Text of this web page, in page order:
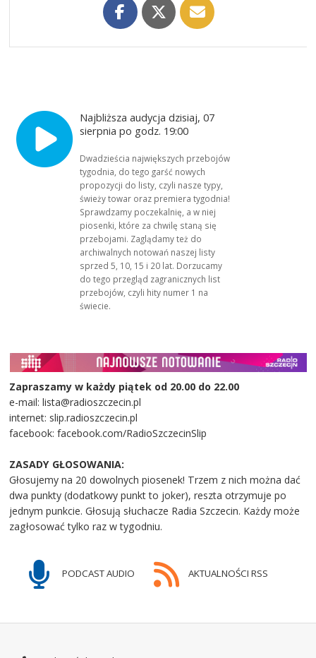
Najbliższa audycja dzisiaj, 07
sierpnia po godz. 19:00
Dwadzieścia największych przebojów
tygodnia, do tego garść nowych
propozycji do listy, czyli nasze typy,
świeży towar oraz premiera tygodnia!
Sprawdzamy poczekalnię, a w niej
piosenki, które za chwilę staną się
przebojami. Zaglądamy też do
archiwalnych notowań naszej listy
sprzed 5, 10, 15 i 20 lat. Dorzucamy
do tego przegląd zagranicznych list
przebojów, czyli hity numer 1 na
świecie.
Zapraszamy w każdy piątek od 20.00 do 22.00
e-mail: lista@radioszczecin.pl
internet: slip.radioszczecin.pl
facebook: facebook.com/RadioSzczecinSlip
ZASADY GŁOSOWANIA:
Głosujemy na 20 dowolnych piosenek! Trzem z nich można dać
dwa punkty (dodatkowy punkt to joker), reszta otrzymuje po
jednym punkcie. Głosują słuchacze Radia Szczecin. Każdy może
zagłosować tylko raz w tygodniu.
PODCAST AUDIO AKTUALNOŚCI RSS